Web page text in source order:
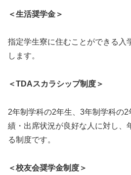
＜生活奨学金＞
指定学生寮に住むことができる入
します。
＜TDAスカラシップ制度＞
2年制学科の2年生、3年制学科の
績・出席状況が良好な人に対し、
る制度です。
＜校友会奨学金制度＞